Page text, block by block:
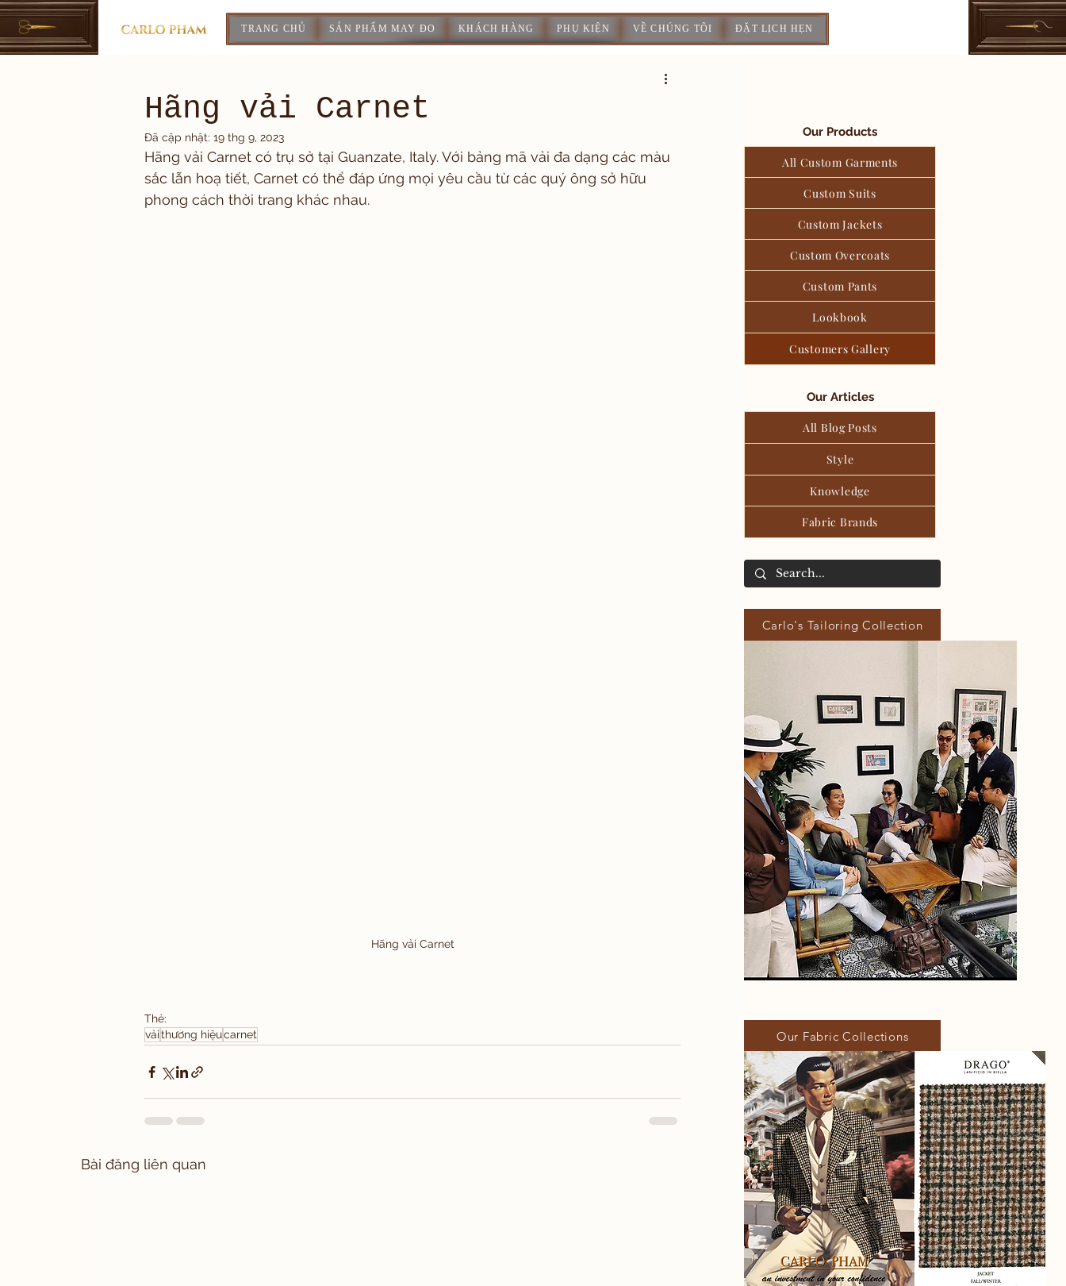
TRANG CHỦ SẢN PHẨM MAY ĐO KHÁCH HÀNG PHỤ KIỆN VỀ CHÚNG TÔI ĐẶT LỊCH HẸN
Hãng vải Carnet
Đã cập nhật: 19 thg 9, 2023
Hãng vải Carnet có trụ sở tại Guanzate, Italy. Với bảng mã vải đa dạng các màu
sắc lẫn hoạ tiết, Carnet có thể đáp ứng mọi yêu cầu từ các quý ông sở hữu
phong cách thời trang khác nhau.
Hãng vải Carnet
Thẻ:
vảithương hiệucarnet
Bài đăng liên quan
Our Products
All Custom Garments
Custom Suits
Custom Jackets
Custom Overcoats
Custom Pants
Lookbook
Customers Gallery
Our Articles
All Blog Posts
Style
Knowledge
Fabric Brands
Carlo's Tailoring Collection
Our Fabric Collections